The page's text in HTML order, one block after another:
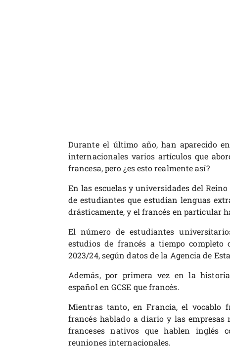
Durante el último año, han aparecido
internacionales varios artículos que
francesa, pero ¿es esto realmente así?
En las escuelas y universidades del
de estudiantes que estudian lenguas
drásticamente, y el francés en particular
El número de estudiantes
estudios de francés a tiempo completo
2023/24, según datos de la Agencia de
Además, por primera vez en la
español en GCSE que francés.
Mientras tanto, en Francia, el vocablo
francés hablado a diario y las
franceses nativos que hablen inglés
reuniones internacionales.